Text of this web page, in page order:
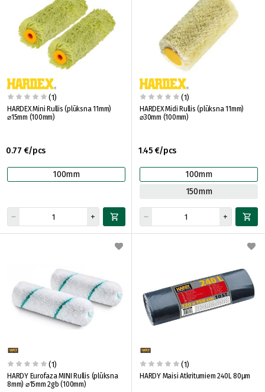
(1)
HARDEX Mini Rullis (plūksna 11mm)
⌀15mm (100mm)
0.77 €/pcs
100mm
(1)
HARDEX Midi Rullis (plūksna 11mm)
⌀30mm (100mm)
1.45 €/pcs
100mm
150mm
(1)
HARDY Eurofaza MINI Rullis (plūksna
8mm) ⌀15mm 2gb (100mm)
(1)
HARDY Maisi Atkritumiem 240L 80μm